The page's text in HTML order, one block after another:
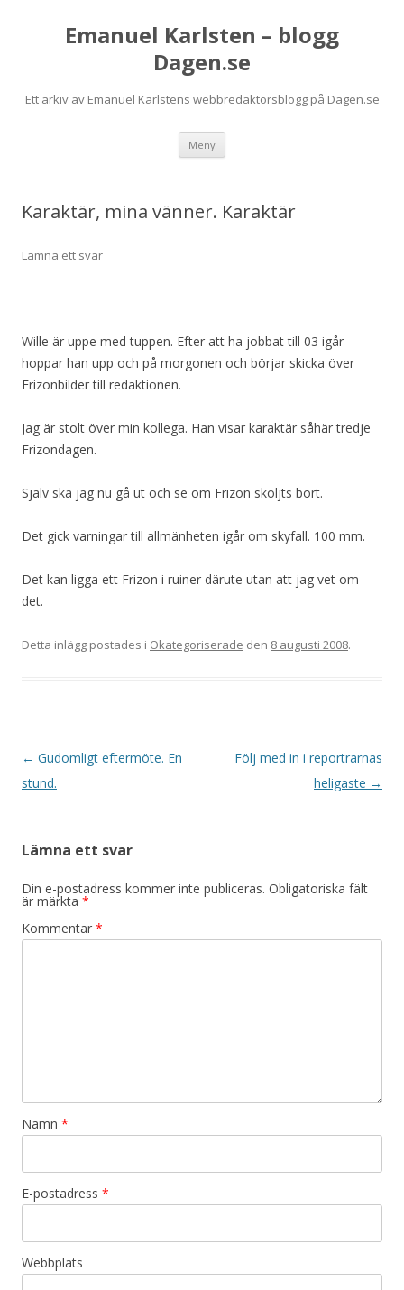
Emanuel Karlsten – blogg
Dagen.se
Ett arkiv av Emanuel Karlstens webbredaktörsblogg på Dagen.se
Meny
Karaktär, mina vänner. Karaktär
Lämna ett svar
Wille är uppe med tuppen. Efter att ha jobbat till 03 igår
hoppar han upp och på morgonen och börjar skicka över
Frizonbilder till redaktionen.
Jag är stolt över min kollega. Han visar karaktär såhär tredje
Frizondagen.
Själv ska jag nu gå ut och se om Frizon sköljts bort.
Det gick varningar till allmänheten igår om skyfall. 100 mm.
Det kan ligga ett Frizon i ruiner därute utan att jag vet om
det.
Detta inlägg postades i Okategoriserade den 8 augusti 2008.
Inläggsnavigering
← Gudomligt eftermöte. En
stund.
Följ med in i reportrarnas
heligaste →
Lämna ett svar
Din e-postadress kommer inte publiceras. Obligatoriska fält
är märkta *
Kommentar *
Namn *
E-postadress *
Webbplats